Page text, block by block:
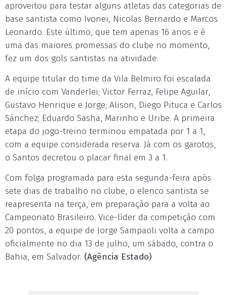
aproveitou para testar alguns atletas das categorias de
base santista como Ivonei, Nicolas Bernardo e Marcos
Leonardo. Este último, que tem apenas 16 anos e é
uma das maiores promessas do clube no momento,
fez um dos gols santistas na atividade.
A equipe titular do time da Vila Belmiro foi escalada
de início com Vanderlei; Victor Ferraz, Felipe Aguilar,
Gustavo Henrique e Jorge; Alison, Diego Pituca e Carlos
Sánchez; Eduardo Sasha, Marinho e Uribe. A primeira
etapa do jogo-treino terminou empatada por 1 a 1,
com a equipe considerada reserva. Já com os garotos,
o Santos decretou o placar final em 3 a 1.
Com folga programada para esta segunda-feira após
sete dias de trabalho no clube, o elenco santista se
reapresenta na terça, em preparação para a volta ao
Campeonato Brasileiro. Vice-líder da competição com
20 pontos, a equipe de Jorge Sampaoli volta a campo
oficialmente no dia 13 de julho, um sábado, contra o
Bahia, em Salvador. (Agência Estado)